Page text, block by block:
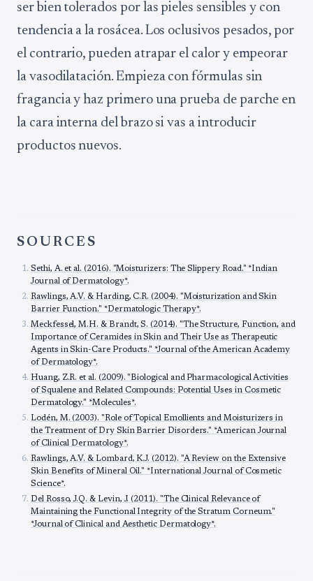
ser bien tolerados por las pieles sensibles y con
tendencia a la rosácea. Los oclusivos pesados, por
el contrario, pueden atrapar el calor y empeorar
la vasodilatación. Empieza con fórmulas sin
fragancia y haz primero una prueba de parche en
la cara interna del brazo si vas a introducir
productos nuevos.
SOURCES
Sethi, A. et al. (2016). "Moisturizers: The Slippery Road." *Indian
Journal of Dermatology*.
Rawlings, A.V. & Harding, C.R. (2004). "Moisturization and Skin
Barrier Function." *Dermatologic Therapy*.
Meckfessel, M.H. & Brandt, S. (2014). "The Structure, Function, and
Importance of Ceramides in Skin and Their Use as Therapeutic
Agents in Skin-Care Products." *Journal of the American Academy
of Dermatology*.
Huang, Z.R. et al. (2009). "Biological and Pharmacological Activities
of Squalene and Related Compounds: Potential Uses in Cosmetic
Dermatology." *Molecules*.
Lodén, M. (2003). "Role of Topical Emollients and Moisturizers in
the Treatment of Dry Skin Barrier Disorders." *American Journal
of Clinical Dermatology*.
Rawlings, A.V. & Lombard, K.J. (2012). "A Review on the Extensive
Skin Benefits of Mineral Oil." *International Journal of Cosmetic
Science*.
Del Rosso, J.Q. & Levin, J. (2011). "The Clinical Relevance of
Maintaining the Functional Integrity of the Stratum Corneum."
*Journal of Clinical and Aesthetic Dermatology*.